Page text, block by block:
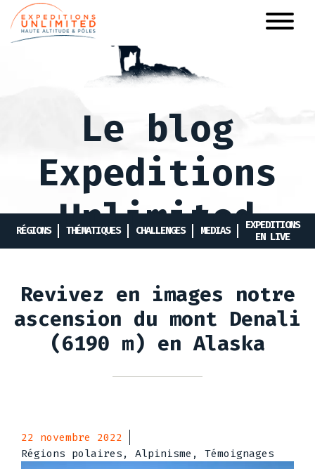
Aller
au
contenu
Le blog
Expeditions
Unlimited
RÉGIONS THÉMATIQUES CHALLENGES MEDIAS
EXPEDITIONS
EN LIVE
Revivez en images notre
ascension du mont Denali
(6190 m) en Alaska
22 novembre 2022
Régions polaires, Alpinisme, Témoignages